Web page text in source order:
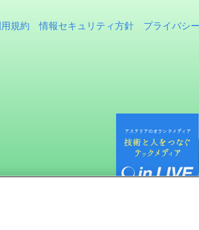
規約 情報セキュリティ方針 プライバシ